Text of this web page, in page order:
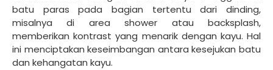
batu paras pada bagian tertentu dari dinding,
misalnya di area shower atau backsplash,
memberikan kontrast yang menarik dengan kayu. Hal
ini menciptakan keseimbangan antara kesejukan batu
dan kehangatan kayu.